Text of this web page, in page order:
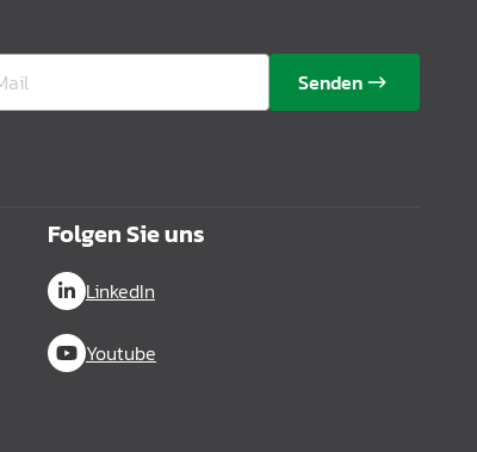
Senden
Folgen Sie uns
LinkedIn
Youtube